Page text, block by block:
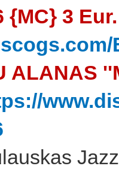
{MC} 3
ALANAS